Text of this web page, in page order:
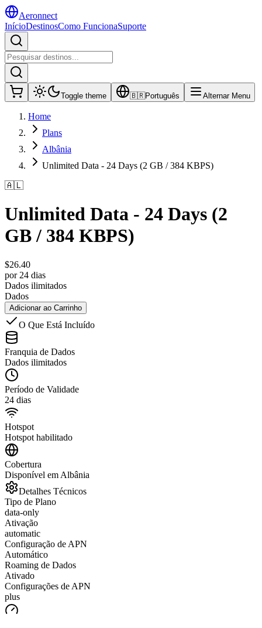
Aeronnect
InícioDestinosComo FuncionaSuporte
Toggle theme 🇧🇷Português Alternar Menu
Home
Plans
Albânia
Unlimited Data - 24 Days (2 GB / 384 KBPS)
🇦🇱
Unlimited Data - 24 Days (2
GB / 384 KBPS)
$26.40
por 24 dias
Dados ilimitados
Dados
Adicionar ao Carrinho
O Que Está Incluído
Franquia de Dados
Dados ilimitados
Período de Validade
24 dias
Hotspot
Hotspot habilitado
Cobertura
Disponível em Albânia
Detalhes Técnicos
Tipo de Plano
data-only
Ativação
automatic
Configuração de APN
Automático
Roaming de Dados
Ativado
Configurações de APN
plus